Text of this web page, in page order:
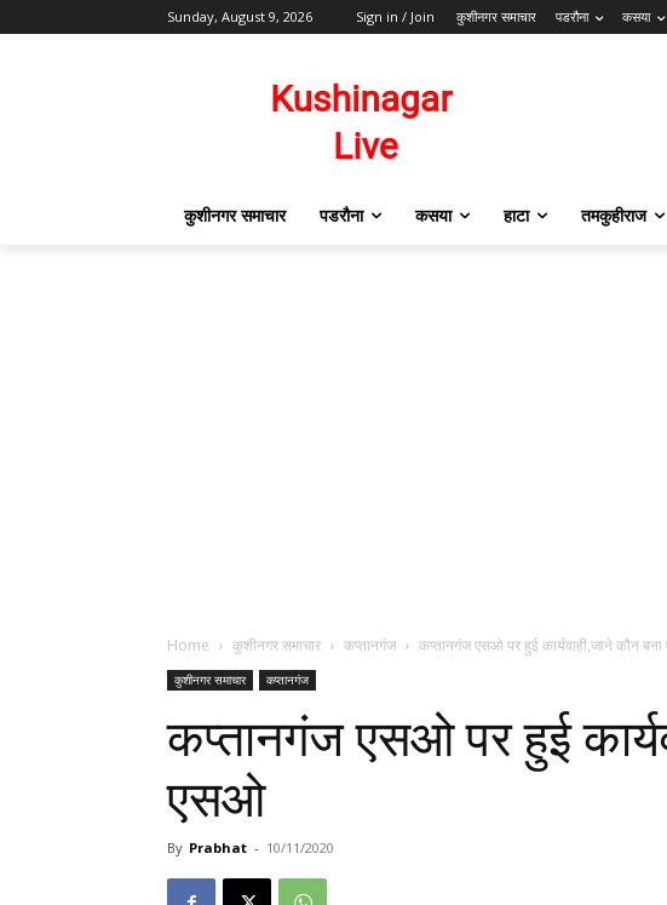
Sunday, August 9, 2026 Sign in / Join कुशीनगर समाचार पडरौना कसया
कुशीनगर समाचार पडरौना कसया हाटा तमकुहीराज
Home कुशीनगर समाचार कप्तानगंज कप्तानगंज एसओ पर हुई कार्यवाही,जाने कौन
कुशीनगर समाचार कप्तानगंज
कप्तानगंज एसओ पर हुई
एसओ
By Prabhat - 10/11/2020